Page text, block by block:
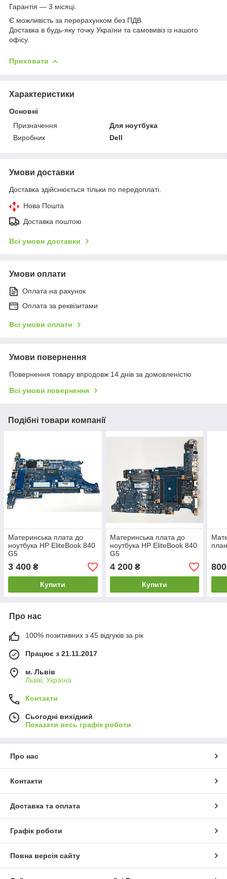
Гарантія — 3 місяці.
Є можливість за перерахунком без ПДВ.
Доставка в будь-яку точку України та самовивіз із нашого
офісу.
Приховати
Характеристики
Основні
Призначення
Для ноутбука
Виробник
Dell
Умови доставки
Доставка здійснюється тільки по передоплаті.
Нова Пошта
Доставка поштою
Всі умови доставки
Умови оплати
Оплата на рахунок
Оплата за реквізитами
Всі умови оплати
Умови повернення
Повернення товару впродовж 14 днів за домовленістю
Всі умови повернення
Подібні товари компанії
Материнська плата до
ноутбука HP EliteBook 840
G5
3 400 ₴
Купити
Материнська плата до
ноутбука HP EliteBook 840
G5
4 200₴
Купити
800
Про нас
100% позитивних з 45 відгуків за рік
Працює з 21.11.2017
м. Львів
Львів, Україна
Контакти
Сьогодні вихідний
Показати весь графік роботи
Про нас
Контакти
Доставка та оплата
Графік роботи
Повна версія сайту